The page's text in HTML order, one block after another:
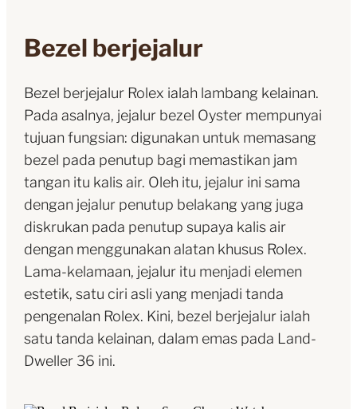
Bezel berjejalur
Bezel berjejalur Rolex ialah lambang kelainan.
Pada asalnya, jejalur bezel Oyster mempunyai
tujuan fungsian: digunakan untuk memasang
bezel pada penutup bagi memastikan jam
tangan itu kalis air. Oleh itu, jejalur ini sama
dengan jejalur penutup belakang yang juga
diskrukan pada penutup supaya kalis air
dengan menggunakan alatan khusus Rolex.
Lama-kelamaan, jejalur itu menjadi elemen
estetik, satu ciri asli yang menjadi tanda
pengenalan Rolex. Kini, bezel berjejalur ialah
satu tanda kelainan, dalam emas pada Land-
Dweller 36 ini.